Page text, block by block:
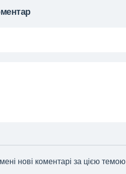
нові коментарі за цією темою